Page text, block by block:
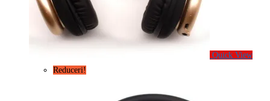
Quick View
Reduceri!